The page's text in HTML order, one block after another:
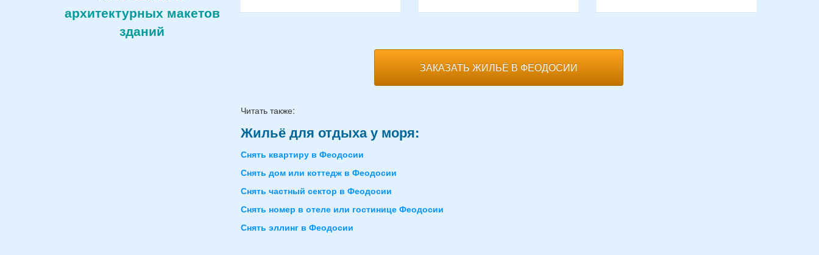
архитектурных макетов
зданий
ЗАКАЗАТЬ ЖИЛЬЁ В ФЕОДОСИИ
Читать также:
Жильё для отдыха у моря:
Снять квартиру в Феодосии
Снять дом или коттедж в Феодосии
Снять частный сектор в Феодосии
Снять номер в отеле или гостинице Феодосии
Снять эллинг в Феодосии